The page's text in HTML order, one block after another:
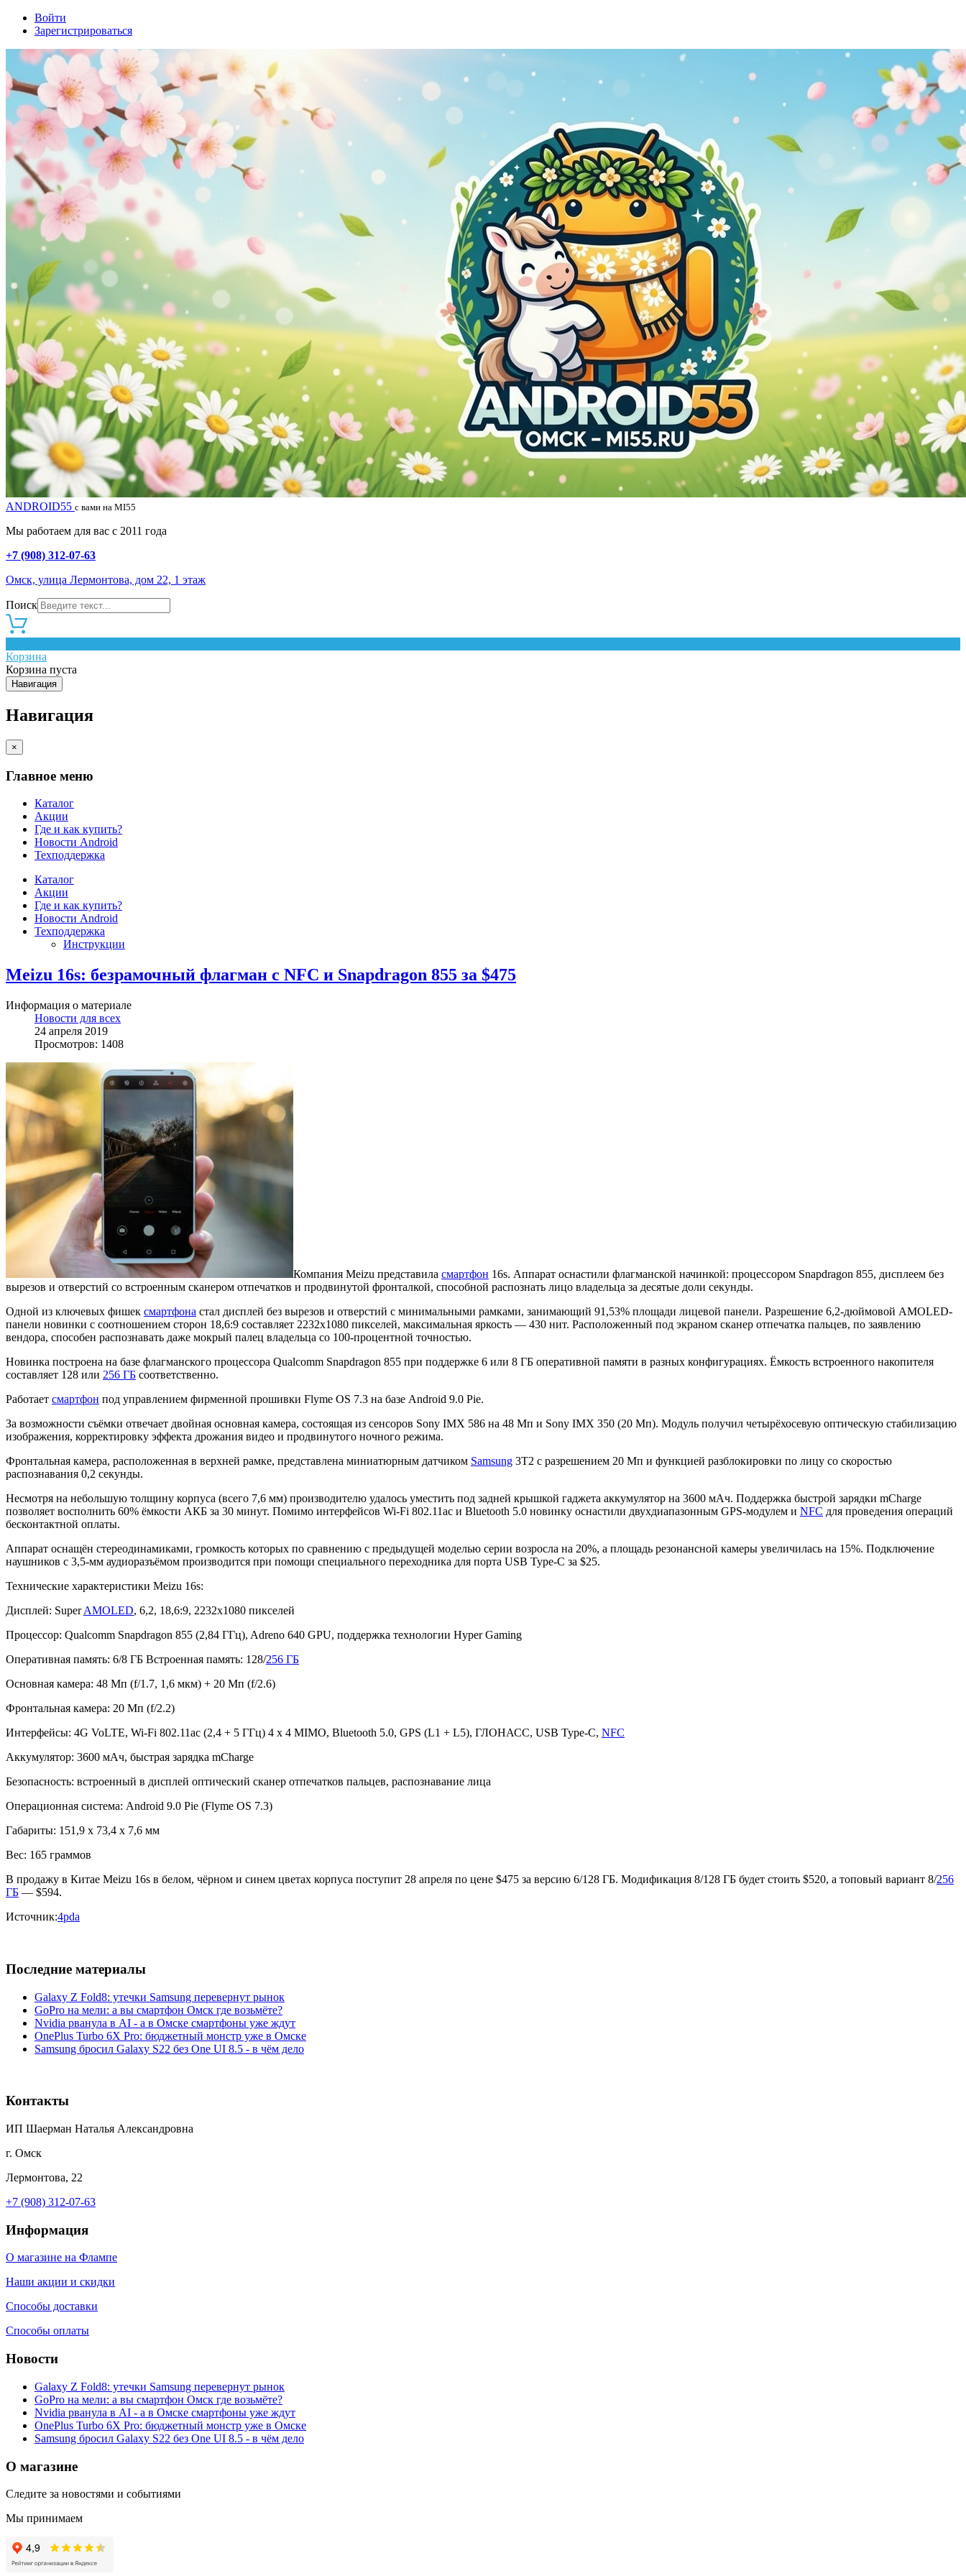
Войти
Зарегистрироваться
ANDROID55 с вами на MI55
Мы работаем для вас с 2011 года
+7 (908) 312-07-63
Омск, улица Лермонтова, дом 22, 1 этаж
Поиск
Корзина
Корзина пуста
Навигация
Навигация
×
Главное меню
Каталог
Акции
Где и как купить?
Новости Android
Техподдержка
Каталог
Акции
Где и как купить?
Новости Android
Техподдержка
Инструкции
Meizu 16s: безрамочный флагман с NFC и Snapdragon 855 за $475
Информация о материале
Новости для всех
24 апреля 2019
Просмотров: 1408
Компания Meizu представила смартфон 16s. Аппарат оснастили флагманской начинкой: процессором Snapdragon 855, дисплеем без
вырезов и отверстий со встроенным сканером отпечатков и продвинутой фронталкой, способной распознать лицо владельца за десятые доли секунды.
Одной из ключевых фишек смартфона стал дисплей без вырезов и отверстий с минимальными рамками, занимающий 91,53% площади лицевой панели. Разрешение 6,2-дюймовой AMOLED-
панели новинки с соотношением сторон 18,6:9 составляет 2232x1080 пикселей, максимальная яркость — 430 нит. Расположенный под экраном сканер отпечатка пальцев, по заявлению
вендора, способен распознавать даже мокрый палец владельца со 100-процентной точностью.
Новинка построена на базе флагманского процессора Qualcomm Snapdragon 855 при поддержке 6 или 8 ГБ оперативной памяти в разных конфигурациях. Ёмкость встроенного накопителя
составляет 128 или 256 ГБ соответственно.
Работает смартфон под управлением фирменной прошивки Flyme OS 7.3 на базе Android 9.0 Pie.
За возможности съёмки отвечает двойная основная камера, состоящая из сенсоров Sony IMX 586 на 48 Мп и Sony IMX 350 (20 Мп). Модуль получил четырёхосевую оптическую стабилизацию
изображения, корректировку эффекта дрожания видео и продвинутого ночного режима.
Фронтальная камера, расположенная в верхней рамке, представлена миниатюрным датчиком Samsung 3T2 с разрешением 20 Мп и функцией разблокировки по лицу со скоростью
распознавания 0,2 секунды.
Несмотря на небольшую толщину корпуса (всего 7,6 мм) производителю удалось уместить под задней крышкой гаджета аккумулятор на 3600 мАч. Поддержка быстрой зарядки mCharge
позволяет восполнить 60% ёмкости АКБ за 30 минут. Помимо интерфейсов Wi-Fi 802.11ac и Bluetooth 5.0 новинку оснастили двухдиапазонным GPS-модулем и NFC для проведения операций
бесконтактной оплаты.
Аппарат оснащён стереодинамиками, громкость которых по сравнению с предыдущей моделью серии возросла на 20%, а площадь резонансной камеры увеличилась на 15%. Подключение
наушников с 3,5-мм аудиоразъёмом производится при помощи специального переходника для порта USB Type-C за $25.
Технические характеристики Meizu 16s:
Дисплей: SuperAMOLED, 6,2, 18,6:9, 2232х1080 пикселей
Процессор: Qualcomm Snapdragon 855 (2,84 ГГц), Adreno 640 GPU, поддержка технологии Hyper Gaming
Оперативная память: 6/8 ГБ Встроенная память: 128/256 ГБ
Основная камера: 48 Мп (f/1.7, 1,6 мкм) + 20 Мп (f/2.6)
Фронтальная камера: 20 Мп (f/2.2)
Интерфейсы: 4G VoLTE, Wi-Fi 802.11ac (2,4 + 5 ГГц) 4 x 4 MIMO, Bluetooth 5.0, GPS (L1 + L5), ГЛОНАСС, USB Type-C, NFC
Аккумулятор: 3600 мАч, быстрая зарядка mCharge
Безопасность: встроенный в дисплей оптический сканер отпечатков пальцев, распознавание лица
Операционная система: Android 9.0 Pie (Flyme OS 7.3)
Габариты: 151,9 x 73,4 x 7,6 мм
Вес: 165 граммов
В продажу в Китае Meizu 16s в белом, чёрном и синем цветах корпуса поступит 28 апреля по цене $475 за версию 6/128 ГБ. Модификация 8/128 ГБ будет стоить $520, а топовый вариант 8/256
ГБ — $594.
Источник:4pda
Последние материалы
Galaxy Z Fold8: утечки Samsung перевернут рынок
GoPro на мели: а вы смартфон Омск где возьмёте?
Nvidia рванула в AI - а в Омске смартфоны уже ждут
OnePlus Turbo 6X Pro: бюджетный монстр уже в Омске
Samsung бросил Galaxy S22 без One UI 8.5 - в чём дело
Контакты
ИП Шаерман Наталья Александровна
г. Омск
Лермонтова, 22
+7 (908) 312-07-63
Информация
О магазине на Флампе
Наши акции и скидки
Способы доставки
Способы оплаты
Новости
Galaxy Z Fold8: утечки Samsung перевернут рынок
GoPro на мели: а вы смартфон Омск где возьмёте?
Nvidia рванула в AI - а в Омске смартфоны уже ждут
OnePlus Turbo 6X Pro: бюджетный монстр уже в Омске
Samsung бросил Galaxy S22 без One UI 8.5 - в чём дело
О магазине
Следите за новостями и событиями
Мы принимаем